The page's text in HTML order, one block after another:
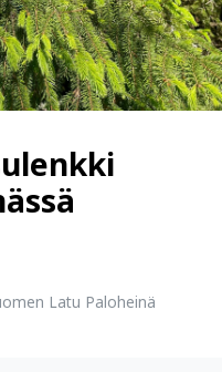
Latu Paloheinä